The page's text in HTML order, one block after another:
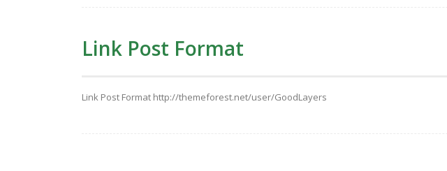
Link Post Format
Link Post Format http://themeforest.net/user/GoodLayers